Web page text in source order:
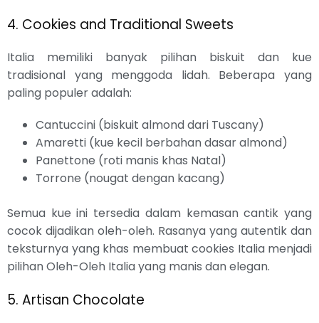
4. Cookies and Traditional Sweets
Italia memiliki banyak pilihan biskuit dan kue
tradisional yang menggoda lidah. Beberapa yang
paling populer adalah:
Cantuccini (biskuit almond dari Tuscany)
Amaretti (kue kecil berbahan dasar almond)
Panettone (roti manis khas Natal)
Torrone (nougat dengan kacang)
Semua kue ini tersedia dalam kemasan cantik yang
cocok dijadikan oleh-oleh. Rasanya yang autentik dan
teksturnya yang khas membuat cookies Italia menjadi
pilihan Oleh-Oleh Italia yang manis dan elegan.
5. Artisan Chocolate